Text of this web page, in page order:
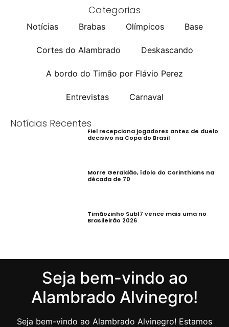
Categorias
Notícias Brabas Olímpicos Base
Cortes do Alambrado Deskascando
A bordo do Timão por Flávio Perez
Entrevistas Carnaval
Notícias Recentes
Fiel recepciona jogadores antes de duelo
decisivo na Copa do Brasil
Morre Geraldão, ídolo do Corinthians na
década de 70
Timãozinho Sub17 vence mais uma no
Brasileirão 2026
Seja bem-vindo ao
Alambrado Alvinegro!
Seja bem-vindo ao Alambrado Alvinegro! Estamos